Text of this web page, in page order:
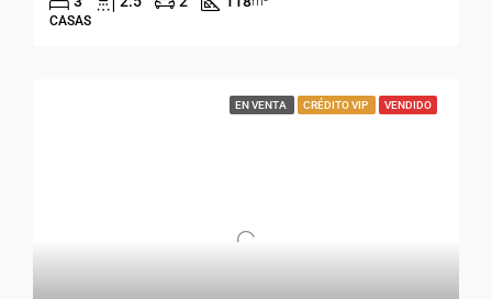
CASAS
EN VENTA CRÉDITO VIP VENDIDO